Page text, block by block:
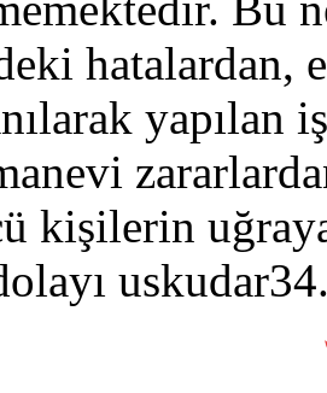
hatalardan,
yapılan
kişilerin